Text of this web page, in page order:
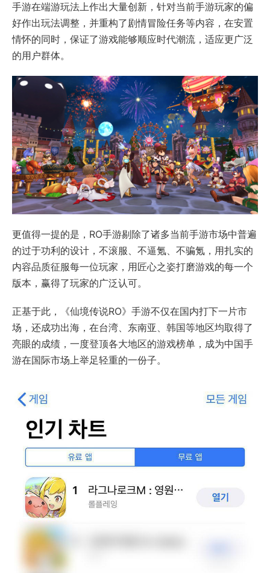
手游在端游玩法上作出大量创新，针对当前手游玩家的偏
好作出玩法调整，并重构了剧情冒险任务等内容，在安置
情怀的同时，保证了游戏能够顺应时代潮流，适应更广泛
的用户群体。
更值得一提的是，RO手游剔除了诸多当前手游市场中普遍
的过于功利的设计，不滚服、不逼氪、不骗氪，用扎实的
内容品质征服每一位玩家，用匠心之姿打磨游戏的每一个
版本，赢得了玩家的广泛认可。
正基于此，《仙境传说RO》手游不仅在国内打下一片市
场，还成功出海，在台湾、东南亚、韩国等地区均取得了
亮眼的成绩，一度登顶各大地区的游戏榜单，成为中国手
游在国际市场上举足轻重的一份子。